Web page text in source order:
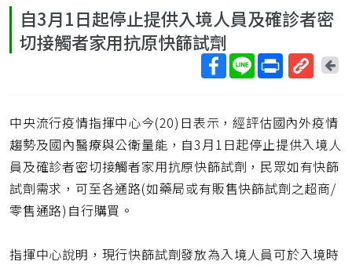
自3月1日起停止提供入境人員及確診者密
切接觸者家用抗原快篩試劑
短
網
址
回
中央流行疫情指揮中心今(20)日表示，經評估國內外疫情
趨勢及國內醫療與公衛量能，自3月1日起停止提供入境人
員及確診者密切接觸者家用抗原快篩試劑，民眾如有快篩
試劑需求，可至各通路(如藥局或有販售快篩試劑之超商/
零售通路)自行購買。
指揮中心說明，現行快篩試劑發放為入境人員可於入境時